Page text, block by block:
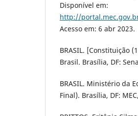
Disponível em:
http://
Acesso em: 6 abr 2023.
BRASIL. [Constituição
Brasil. Brasília, DF:
BRASIL. Ministério da
Final). Brasília, DF: